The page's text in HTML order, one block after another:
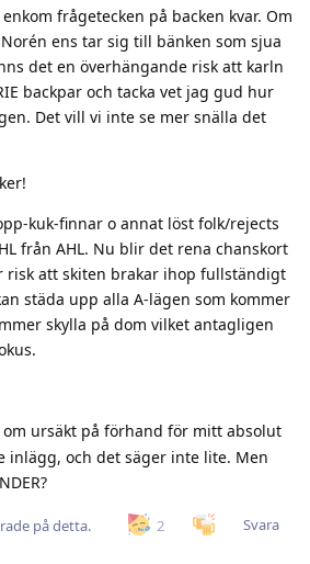
frågetecken på backen kvar. Om
ens tar sig till bänken som sjua
det en överhängande risk att karln
backpar och tacka vet jag gud hur
Det vill vi inte se mer snälla det
kuk-finnar o annat löst folk/rejects
från AHL. Nu blir det rena chanskort
risk att skiten brakar ihop fullständigt
städa upp alla A-lägen som kommer
skylla på dom vilket antagligen
om ursäkt på förhand för mitt absolut
inlägg, och det säger inte lite. Men
2 Svara
på detta.